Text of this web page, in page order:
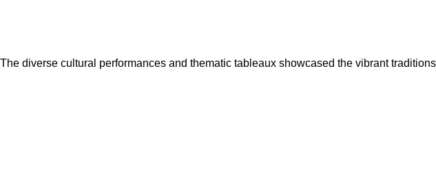
The diverse cultural performances and thematic tableaux showcased the vibrant